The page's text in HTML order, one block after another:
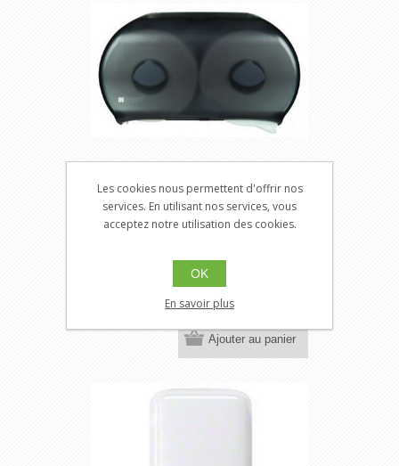
SNINS-DI-4000BK
SNINS-DI-4000BK
double JRT par Instinct
nous pour
connaître
le prix
Ajouter au panier
Les cookies nous permettent d'offrir nos
services. En utilisant nos services, vous
acceptez notre utilisation des cookies.
OK
En savoir plus